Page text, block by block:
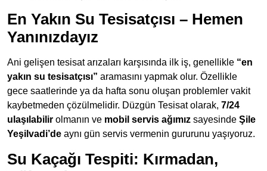
En Yakın Su Tesisatçısı – Hemen
Yanınızdayız
Ani gelişen tesisat arızaları karşısında ilk iş, genellikle “en
yakın su tesisatçısı” aramasını yapmak olur. Özellikle
gece saatlerinde ya da hafta sonu oluşan problemler vakit
kaybetmeden çözülmelidir. Düzgün Tesisat olarak, 7/24
ulaşılabilir olmanın ve mobil servis ağımız sayesinde Şile
Yeşilvadi’de aynı gün servis vermenin gururunu yaşıyoruz.
Su Kaçağı Tespiti: Kırmadan,